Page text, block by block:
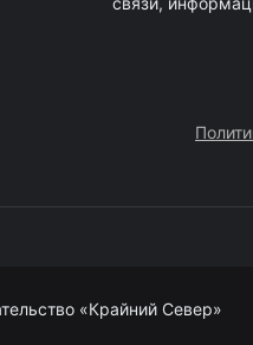
«Крайний Север»